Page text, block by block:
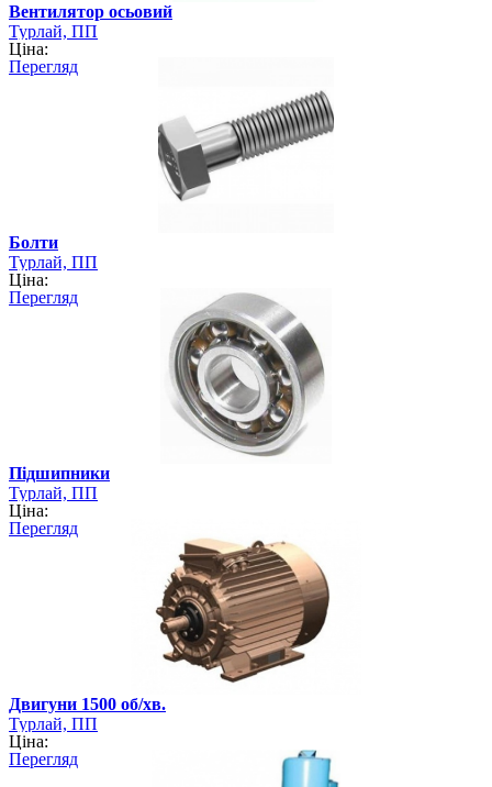
Вентилятор осьовий
Турлай, ПП
Ціна:
Перегляд
Болти
Турлай, ПП
Ціна:
Перегляд
Підшипники
Турлай, ПП
Ціна:
Перегляд
Двигуни 1500 об/хв.
Турлай, ПП
Ціна:
Перегляд